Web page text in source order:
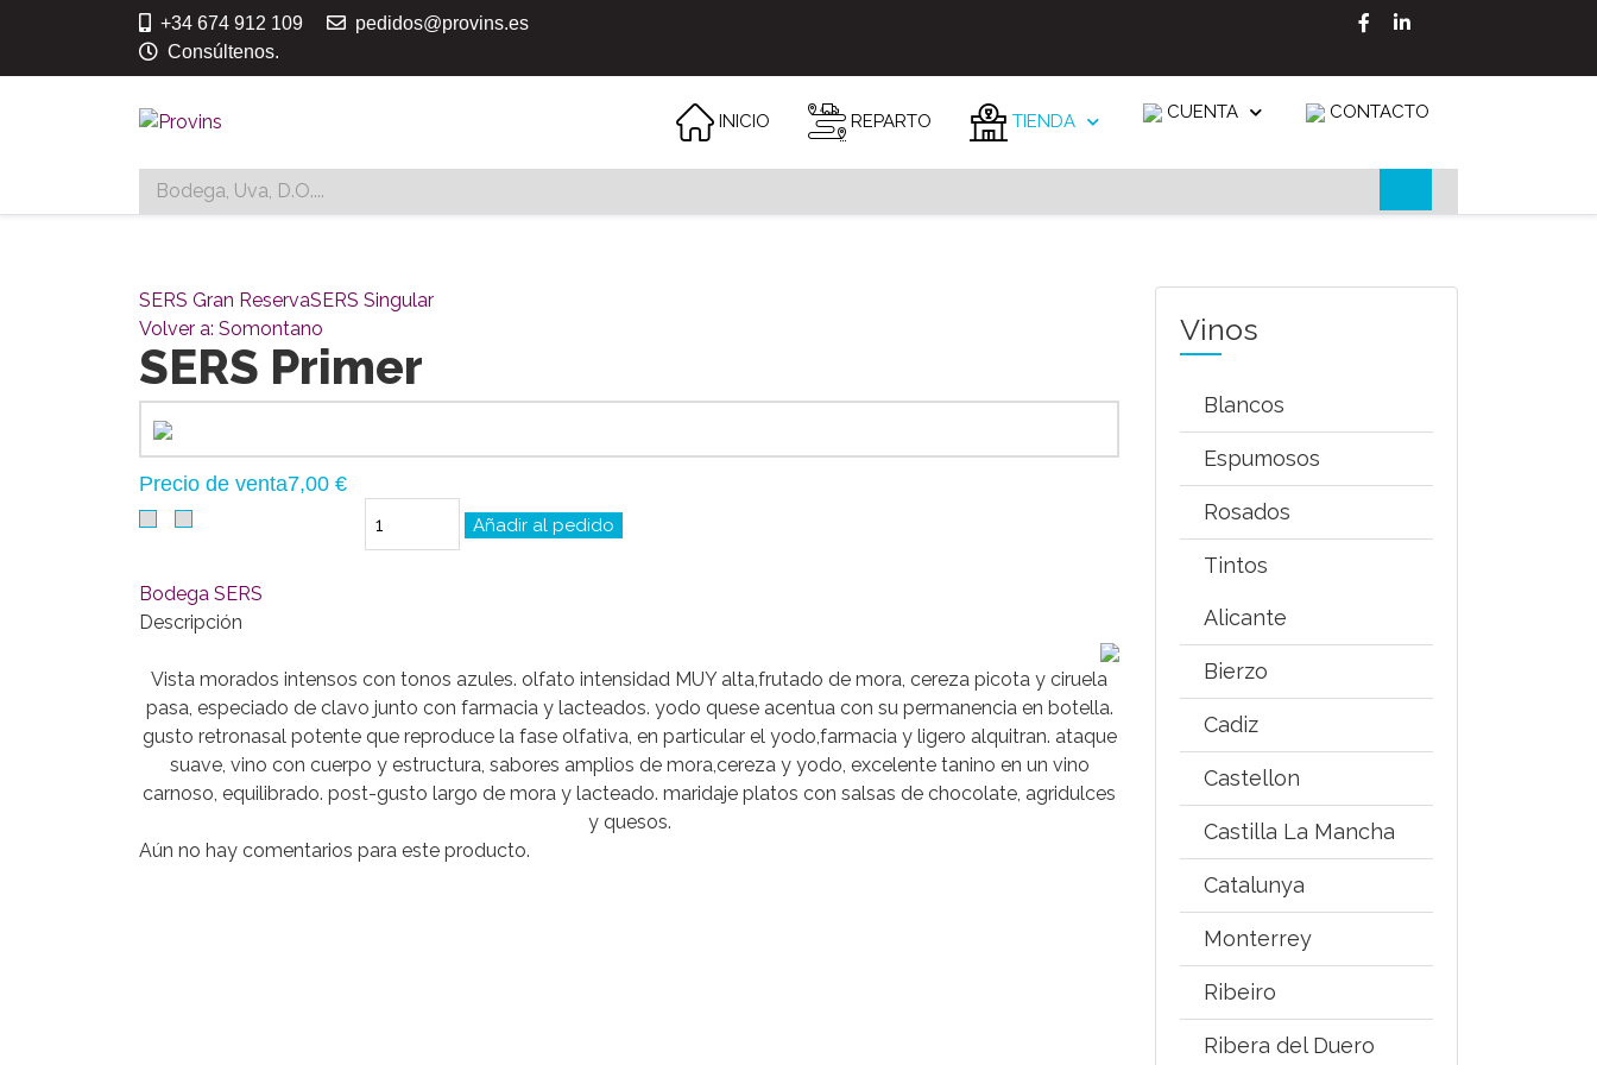
+34 674 912 109
pedidos@provins.es
Consúltenos.
INICIO REPARTO TIENDA CUENTA CONTACTO
SERS Gran ReservaSERS Singular
Volver a: Somontano
SERS Primer
Precio de venta7,00 €
Bodega SERS
Descripción
Vista morados intensos con tonos azules. olfato intensidad MUY alta,frutado de mora, cereza picota y ciruela
pasa, especiado de clavo junto con farmacia y lacteados. yodo quese acentua con su permanencia en botella.
gusto retronasal potente que reproduce la fase olfativa, en particular el yodo,farmacia y ligero alquitran. ataque
suave, vino con cuerpo y estructura, sabores amplios de mora,cereza y yodo, excelente tanino en un vino
carnoso, equilibrado. post-gusto largo de mora y lacteado. maridaje platos con salsas de chocolate, agridulces
y quesos.
Aún no hay comentarios para este producto.
Vinos
Blancos
Espumosos
Rosados
Tintos
Alicante
Bierzo
Cadiz
Castellon
Castilla La Mancha
Catalunya
Monterrey
Ribeiro
Ribera del Duero